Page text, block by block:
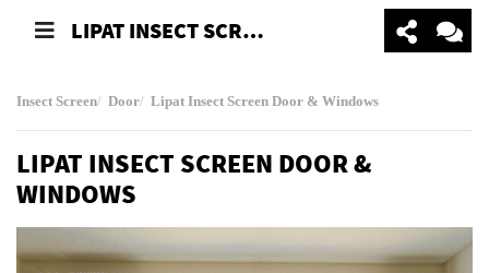
LIPAT INSECT SCREEN DOOR & WINDOWS
Insect Screen Door Lipat Insect Screen Door & Windows
LIPAT INSECT SCREEN DOOR &
WINDOWS